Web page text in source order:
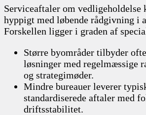
Serviceaftaler om vedligeholdelse
hyppigt med løbende rådgivning i
Forskellen ligger i graden af
Større byområder tilbyder
løsninger med regelmæssige
og strategimøder.
Mindre bureauer leverer
standardiserede aftaler med
driftsstabilitet.